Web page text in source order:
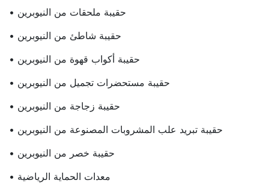
• حقيبة ملحقات من النيوبرين
• حقيبة شاطئ من النيوبرين
• حقيبة أكواب قهوة من النيوبرين
• حقيبة مستحضرات تجميل من النيوبرين
• حقيبة زجاجة من النيوبرين
• حقيبة تبريد علب المشروبات المصنوعة من النيوبرين
• حقيبة خصر من النيوبرين
• معدات الحماية الرياضية